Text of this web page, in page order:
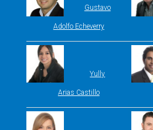
Gustavo
Adolfo Echeverry
Yully
Arias Castillo